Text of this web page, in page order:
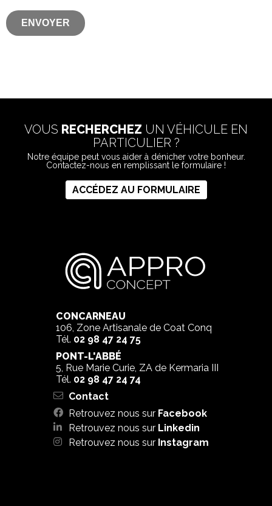
VOUS RECHERCHEZ UN VÉHICULE EN
PARTICULIER ?
Notre équipe peut vous aider à dénicher votre bonheur.
Contactez-nous en remplissant le formulaire !
ACCÉDEZ AU FORMULAIRE
CONCARNEAU
106, Zone Artisanale de Coat Conq
Tél. 02 98 47 24 75
PONT-L'ABBÉ
5, Rue Marie Curie, ZA de Kermaria III
Tél. 02 98 47 24 74
Contact
Retrouvez nous sur Facebook
Retrouvez nous sur Linkedin
Retrouvez nous sur Instagram